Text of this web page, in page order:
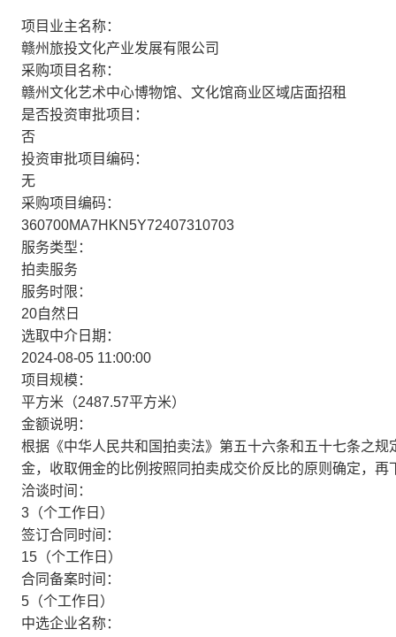
项目业主名称：
赣州旅投文化产业发展有限公司
采购项目名称：
赣州文化艺术中心博物馆、文化馆商业区域店面招租
是否投资审批项目：
否
投资审批项目编码：
无
采购项目编码：
360700MA7HKN5Y72407310703
服务类型：
拍卖服务
服务时限：
20自然日
选取中介日期：
2024-08-05 11:00:00
项目规模：
平方米（2487.57平方米）
金额说明：
根据《中华人民共和国拍卖法》第五十六条和五十七条之
金，收取佣金的比例按照同拍卖成交价反比的原则确定，再
洽谈时间：
3（个工作日）
签订合同时间：
15（个工作日）
合同备案时间：
5（个工作日）
中选企业名称：